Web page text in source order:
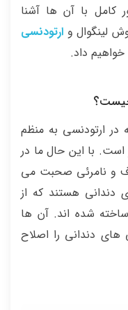
کامل با آن ها آشنا
لینگوال و ارتودنسی
داد.
چیست؟
در ارتودنسی به منظم
با این حال ما در
و نامرئی صحبت می
دندانی هستند که از
شده اند. آن ها
دندانی را اصلاح